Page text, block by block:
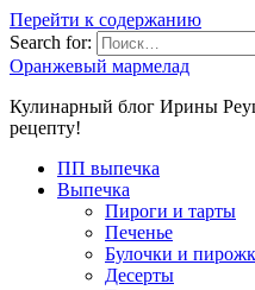
Перейти к содержанию
Search for:
Оранжевый мармелад
Кулинарный блог Ирины
рецепту!
ПП выпечка
Выпечка
Пироги и тарты
Печенье
Булочки и
Десерты